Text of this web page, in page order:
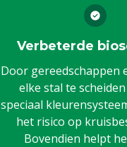
Verbeterde
Door gereedschappen
elke stal te
speciaal
het risico op
Bovendien helpt